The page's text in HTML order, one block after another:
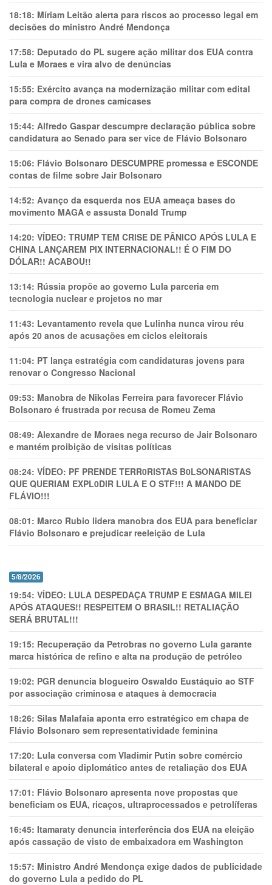
18:18: Míriam Leitão alerta para riscos ao processo legal em
decisões do ministro André Mendonça
17:58: Deputado do PL sugere ação militar dos EUA contra
Lula e Moraes e vira alvo de denúncias
15:55: Exército avança na modernização militar com edital
para compra de drones camicases
15:44: Alfredo Gaspar descumpre declaração pública sobre
candidatura ao Senado para ser vice de Flávio Bolsonaro
15:06: Flávio Bolsonaro DESCUMPRE promessa e ESCONDE
contas de filme sobre Jair Bolsonaro
14:52: Avanço da esquerda nos EUA ameaça bases do
movimento MAGA e assusta Donald Trump
14:20: VÍDEO: TRUMP TEM CRlSE DE PÂNlCO APÓS LULA E
CHINA LANÇAREM PIX INTERNACIONAL!! É O FIM DO
DÓLAR!! ACABOU!!
13:14: Rússia propõe ao governo Lula parceria em
tecnologia nuclear e projetos no mar
11:43: Levantamento revela que Lulinha nunca virou réu
após 20 anos de acusações em ciclos eleitorais
11:04: PT lança estratégia com candidaturas jovens para
renovar o Congresso Nacional
09:53: Manobra de Nikolas Ferreira para favorecer Flávio
Bolsonaro é frustrada por recusa de Romeu Zema
08:49: Alexandre de Moraes nega recurso de Jair Bolsonaro
e mantém proibição de visitas políticas
08:24: VÍDEO: PF PRENDE TERR0RlSTAS B0LSONARlSTAS
QUE QUERIAM EXPL0DlR LULA E O STF!!! A MANDO DE
FLÁVIO!!!
08:01: Marco Rubio lidera manobra dos EUA para beneficiar
Flávio Bolsonaro e prejudicar reeleição de Lula
5/8/2026
19:54: VÍDEO: LULA DESPEDAÇA TRUMP E ESMAGA MILEI
APÓS ATAQUES!! RESPEITEM O BRASIL!! RETALIAÇÃO
SERÁ BRUTAL!!!
19:15: Recuperação da Petrobras no governo Lula garante
marca histórica de refino e alta na produção de petróleo
19:02: PGR denuncia blogueiro Oswaldo Eustáquio ao STF
por associação criminosa e ataques à democracia
18:26: Silas Malafaia aponta erro estratégico em chapa de
Flávio Bolsonaro sem representatividade feminina
17:20: Lula conversa com Vladimir Putin sobre comércio
bilateral e apoio diplomático antes de retaliação dos EUA
17:01: Flávio Bolsonaro apresenta nove propostas que
beneficiam os EUA, ricaços, ultraprocessados e petrolíferas
16:45: Itamaraty denuncia interferência dos EUA na eleição
após cassação de visto de embaixadora em Washington
15:57: Ministro André Mendonça exige dados de publicidade
do governo Lula a pedido do PL